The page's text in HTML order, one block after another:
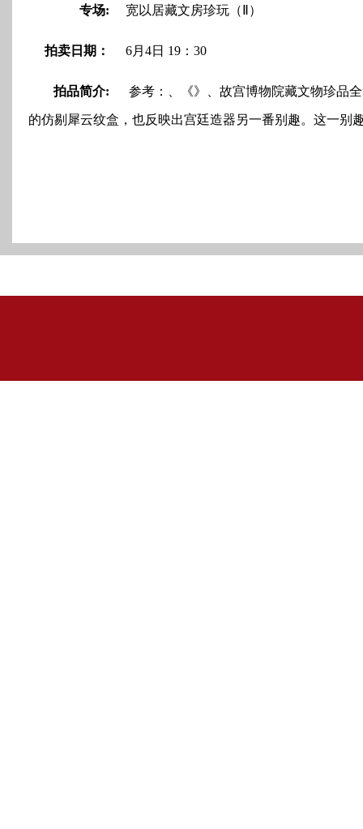
专场: 宽以居藏文房珍玩（Ⅱ）
拍卖日期： 6月4日 19：30
拍品简介: 参考：、《》、故宫博物院藏文物珍品
的仿剔犀云纹盒，也反映出宫廷造器另一番别趣。这一别